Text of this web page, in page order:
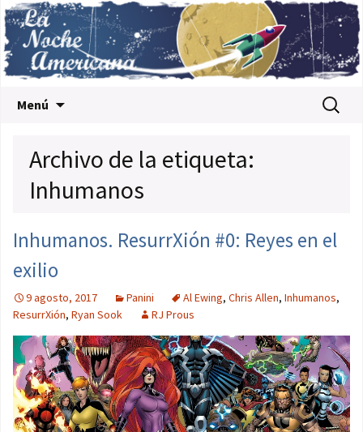
Menú Buscar:
Archivo de la etiqueta:
Inhumanos
Inhumanos. ResurrXión #0: Reyes en el
exilio
9 agosto, 2017 Panini Al Ewing, Chris Allen, Inhumanos,
ResurrXión, Ryan Sook RJ Prous